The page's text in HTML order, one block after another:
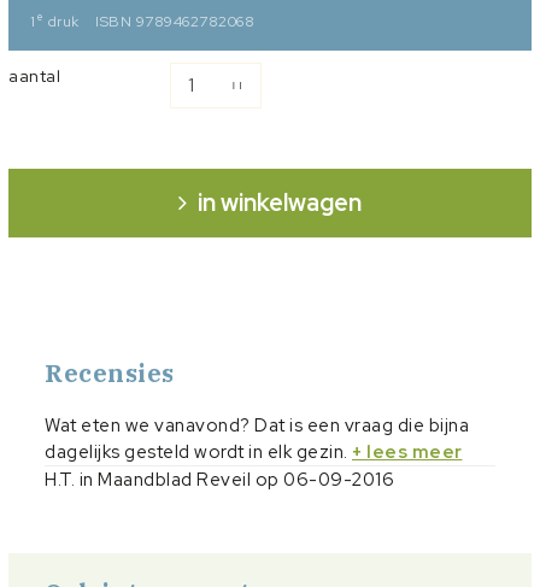
1 e druk ISBN 9789462782068
aantal
in winkelwagen
Recensies
Wat eten we vanavond? Dat is een vraag die bijna
dagelijks gesteld wordt in elk gezin. + lees meer
H.T. in Maandblad Reveil op 06-09-2016